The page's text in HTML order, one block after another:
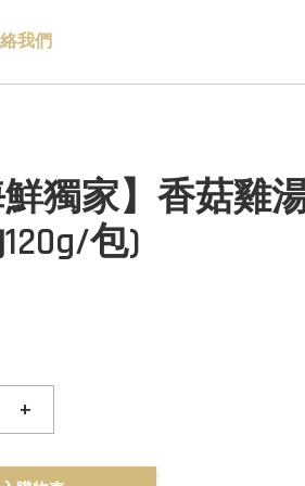
我們
獨家】香菇雞
包)
+